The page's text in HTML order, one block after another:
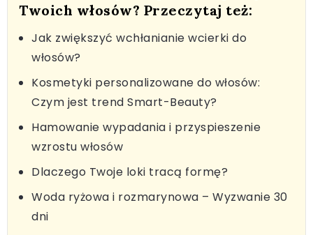
Twoich włosów? Przeczytaj też:
Jak zwiększyć wchłanianie wcierki do
włosów?
Kosmetyki personalizowane do włosów:
Czym jest trend Smart-Beauty?
Hamowanie wypadania i przyspieszenie
wzrostu włosów
Dlaczego Twoje loki tracą formę?
Woda ryżowa i rozmarynowa – Wyzwanie 30
dni